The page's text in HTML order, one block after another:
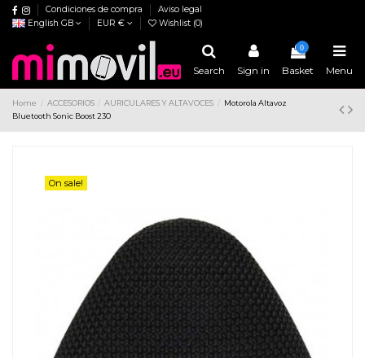
Condiciones de compra
Aviso legal
English GB
EUR € Wishlist (0)
Search Sign in
0
Basket Menu
Home ACCESORIOS AURICULARES Y ALTAVOCES
Motorola Altavoz
Bluetooth Sonic Boost 230
On sale!